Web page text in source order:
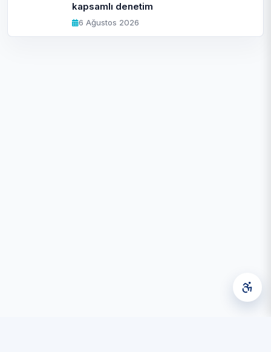
kapsamlı denetim
6 Ağustos 2026